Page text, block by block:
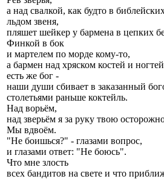
а над свалкой, как будто в
льдом звеня,
пляшет шейкер у бармена в цепких
Финкой в бок
и мартелем по морде кому-то,
а бармен над хряском костей и
есть же бог -
наши души сбивает в заказанный
столетьями раньше коктейль.
Над ворьём,
над зверьём я за руку твою
Мы вдвоём.
"Не боишься?" - глазами вопрос,
и глазами ответ: "Не боюсь".
Что мне злость
всеx бандитов на свете и что